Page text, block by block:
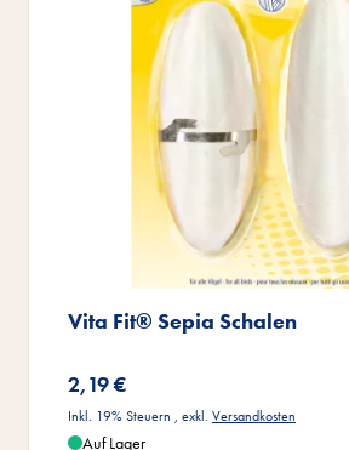
Vita Fit® Sepia Schalen
2,19 €
Inkl. 19% Steuern , exkl. Versandkosten
Auf Lager